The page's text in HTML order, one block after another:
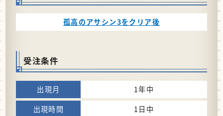
孤高のアサシン3をクリア後
受注条件
1年中
1日中